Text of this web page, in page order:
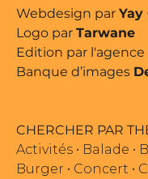
Webdesign par Yay
Logo par Tarwane
Edition par l'agence
Banque d’images
CHERCHER PAR
Activités • Balade •
Burger • Concert •